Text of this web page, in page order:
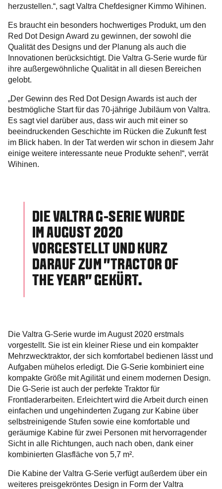
herzustellen.“, sagt Valtra Chefdesigner Kimmo Wihinen.
Es braucht ein besonders hochwertiges Produkt, um den
Red Dot Design Award zu gewinnen, der sowohl die
Qualität des Designs und der Planung als auch die
Innovationen berücksichtigt. Die Valtra G-Serie wurde für
ihre außergewöhnliche Qualität in all diesen Bereichen
gelobt.
„Der Gewinn des Red Dot Design Awards ist auch der
bestmögliche Start für das 70-jährige Jubiläum von Valtra.
Es sagt viel darüber aus, dass wir auch mit einer so
beeindruckenden Geschichte im Rücken die Zukunft fest
im Blick haben. In der Tat werden wir schon in diesem Jahr
einige weitere interessante neue Produkte sehen!“, verrät
Wihinen.
DIE VALTRA G-SERIE WURDE
IM AUGUST 2020
VORGESTELLT UND KURZ
DARAUF ZUM "TRACTOR OF
THE YEAR" GEKÜRT.
Die Valtra G-Serie wurde im August 2020 erstmals
vorgestellt. Sie ist ein kleiner Riese und ein kompakter
Mehrzwecktraktor, der sich komfortabel bedienen lässt und
Aufgaben mühelos erledigt. Die G-Serie kombiniert eine
kompakte Größe mit Agilität und einem modernen Design.
Die G-Serie ist auch der perfekte Traktor für
Frontladerarbeiten. Erleichtert wird die Arbeit durch einen
einfachen und ungehinderten Zugang zur Kabine über
selbstreinigende Stufen sowie eine komfortable und
geräumige Kabine für zwei Personen mit hervorragender
Sicht in alle Richtungen, auch nach oben, dank einer
kombinierten Glasfläche von 5,7 m².
Die Kabine der Valtra G-Serie verfügt außerdem über ein
weiteres preisgekröntes Design in Form der Valtra